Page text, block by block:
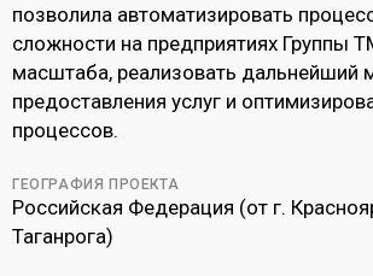
позволила автоматизировать
сложности на предприятиях Группы
масштаба, реализовать дальнейший
предоставления услуг и
процессов.
ГЕОГРАФИЯ ПРОЕКТА
Российская Федерация (от г.
Таганрога)